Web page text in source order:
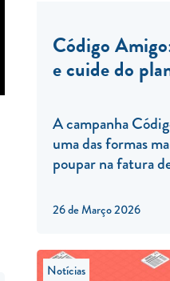
26 de Março 2026
Código
e cuide do
A campanha
uma das formas
poupar na fatura
Notícias